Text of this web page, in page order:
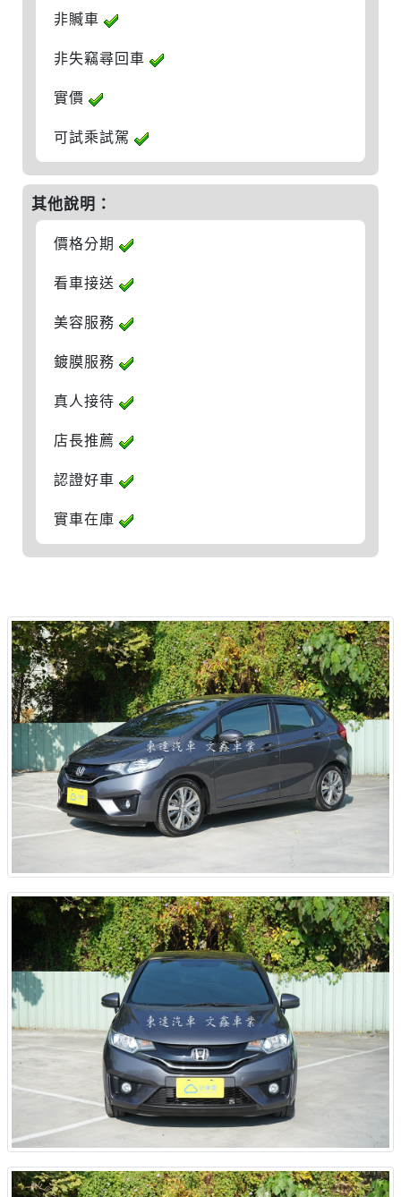
非贓車
非失竊尋回車
實價
可試乘試駕
其他說明：
價格分期
看車接送
美容服務
鍍膜服務
真人接待
店長推薦
認證好車
實車在庫